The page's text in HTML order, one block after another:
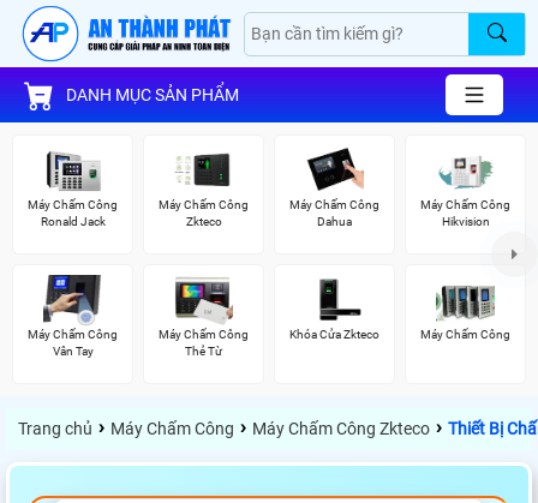
DANH MỤC SẢN PHẨM
Máy Chấm Công
Ronald Jack
Máy Chấm Công
Zkteco
Máy Chấm Công
Dahua
Máy Chấm Công
Hikvision
Máy Chấm Công
Vân Tay
Máy Chấm Công
Thẻ Từ
Khóa Cửa Zkteco Máy Chấm Công
Trang chủ › Máy Chấm Công › Máy Chấm Công Zkteco › Thiết Bị